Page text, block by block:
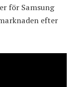
för Samsung
efter